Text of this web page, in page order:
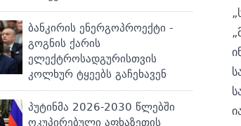
ბანკირის ენერგოპროექტი -
გოგნის ქარის
ელექტროსადგურისთვის
კოლხურ ტყეებს გაჩეხავენ
პუტინმა 2026-2030 წლებში
ოკუპირებული აფხაზეთის